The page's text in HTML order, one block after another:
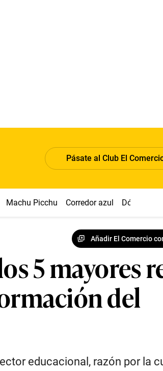
Pásate al Club El
Machu Picchu Corredor azul Dólar
Añadir El Comercio
5 mayores
del
educacional, razón por la